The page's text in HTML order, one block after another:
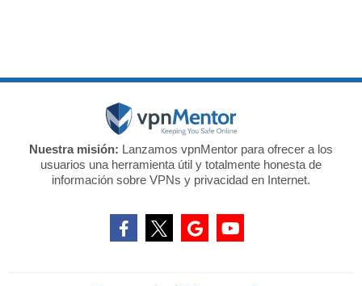
Nuestra misión: Lanzamos vpnMentor para ofrecer a los
usuarios una herramienta útil y totalmente honesta de
información sobre VPNs y privacidad en Internet.